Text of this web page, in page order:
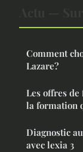
Comment
Lazare?
Les offres
la formation
Diagnostic
avec lexia 3